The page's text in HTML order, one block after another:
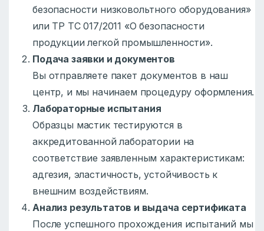
безопасности низковольтного оборудования»
или ТР ТС 017/2011 «О безопасности
продукции легкой промышленности».
Подача заявки и документов
Вы отправляете пакет документов в наш
центр, и мы начинаем процедуру оформления.
Лабораторные испытания
Образцы мастик тестируются в
аккредитованной лаборатории на
соответствие заявленным характеристикам:
адгезия, эластичность, устойчивость к
внешним воздействиям.
Анализ результатов и выдача сертификата
После успешного прохождения испытаний мы